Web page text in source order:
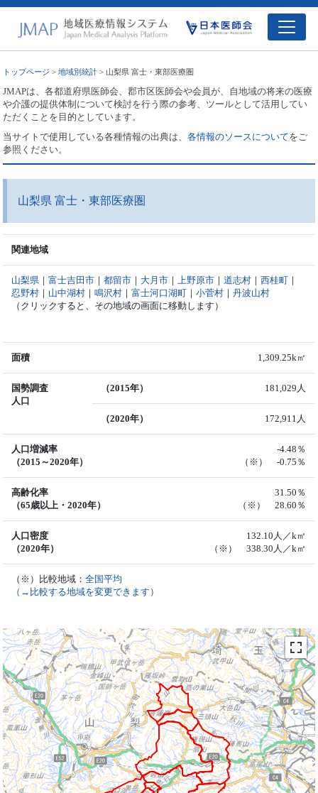
トップページ >地域別統計 > 山梨県 富士・東部医療圏
JMAPは、各都道府県医師会、郡市区医師会や会員が、自地域の将来の医療
や介護の提供体制について検討を行う際の参考、ツールとして活用してい
ただくことを目的としています。
当サイトで使用している各種情報の出典は、各情報のソースについてをご
参照ください。
山梨県 富士・東部医療圏
関連地域
山梨県 ｜富士吉田市 ｜都留市 ｜ 大月市 ｜ 上野原市 ｜道志村 ｜西桂町 ｜
忍野村 ｜ 山中湖村 ｜鳴沢村 ｜富士河口湖町 ｜小菅村 ｜丹波山村
（クリックすると、その地域の画面に移動します）
面積 1,309.25k㎡
国勢調査
人口
（2015年） 181,029人
（2020年） 172,911人
人口増減率
（2015～2020年）
-4.48％
（※） -0.75％
高齢化率
（65歳以上・2020年）
31.50％
（※） 28.60％
人口密度
（2020年）
132.10人／k㎡
（※） 338.30人／k㎡
（※）比較地域：全国平均
（→比較する地域を変更できます）